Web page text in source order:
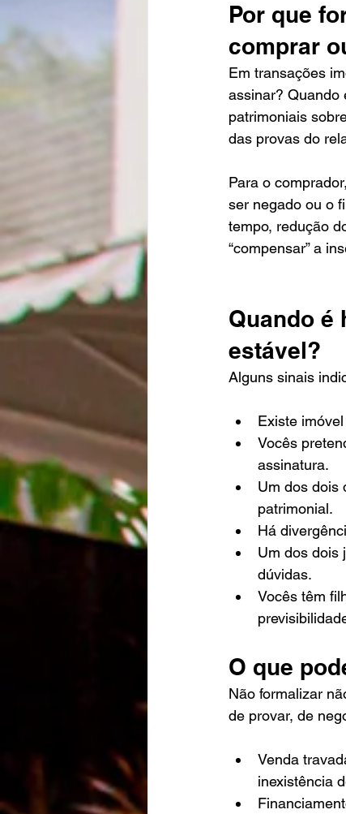
Por que
comprar
Em transações
assinar? Quando
patrimoniais
das provas do
Para o
ser negado ou o
tempo, redução
“compensar” a
Quando é
estável?
Alguns sinais
Existe
Vocês
assinatura.
Um dos dois
patrimonial.
Há
Um dos dois
dúvidas.
Vocês têm
O que
Não formalizar
de provar, de
Venda
inexistência